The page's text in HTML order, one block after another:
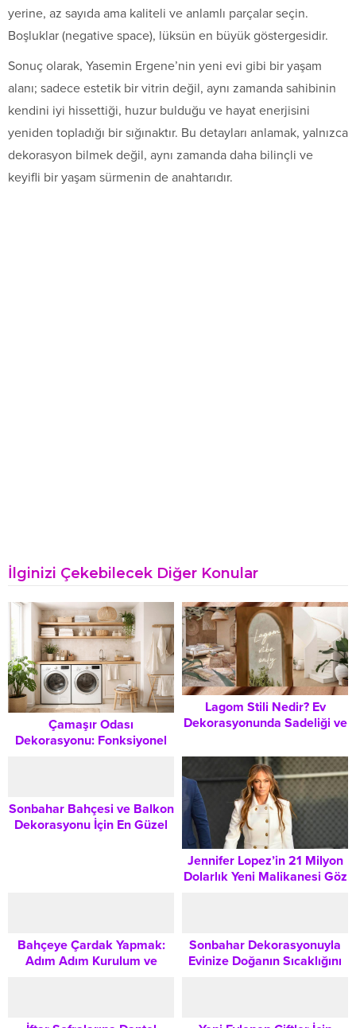
yerine, az sayıda ama kaliteli ve anlamlı parçalar seçin.
Boşluklar (negative space), lüksün en büyük göstergesidir.
Sonuç olarak, Yasemin Ergene’nin yeni evi gibi bir yaşam
alanı; sadece estetik bir vitrin değil, aynı zamanda sahibinin
kendini iyi hissettiği, huzur bulduğu ve hayat enerjisini
yeniden topladığı bir sığınaktır. Bu detayları anlamak, yalnızca
dekorasyon bilmek değil, aynı zamanda daha bilinçli ve
keyifli bir yaşam sürmenin de anahtarıdır.
İlginizi Çekebilecek Diğer Konular
Çamaşır Odası
Dekorasyonu: Fonksiyonel
Lagom Stili Nedir? Ev
Dekorasyonunda Sadeliği ve
Sonbahar Bahçesi ve Balkon
Dekorasyonu İçin En Güzel
Jennifer Lopez’in 21 Milyon
Dolarlık Yeni Malikanesi Göz
Bahçeye Çardak Yapmak:
Adım Adım Kurulum ve
Sonbahar Dekorasyonuyla
Evinize Doğanın Sıcaklığını